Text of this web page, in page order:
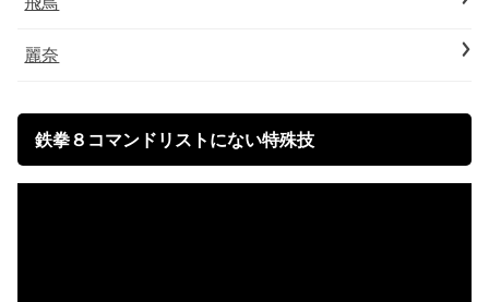
麗奈
鉄拳８コマンドリストにない特殊技